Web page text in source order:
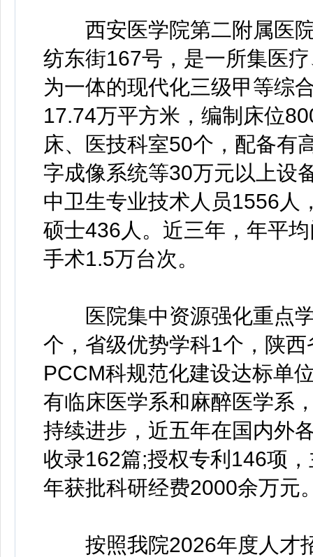
西安医学院第二附属医院
纺东街167号，是一所集医
为一体的现代化三级甲等综
17.74万平方米，编制床位
床、医技科室50个，配备有
字成像系统等30万元以上设
中卫生专业技术人员1556人
硕士436人。近三年，年平
手术1.5万台次。
医院集中资源强化重点学
个，省级优势学科1个，陕
PCCM科规范化建设达标单
有临床医学系和麻醉医学系
持续进步，近五年在国内外
收录162篇;授权专利146项
年获批科研经费2000余万元
按照我院2026年度人才